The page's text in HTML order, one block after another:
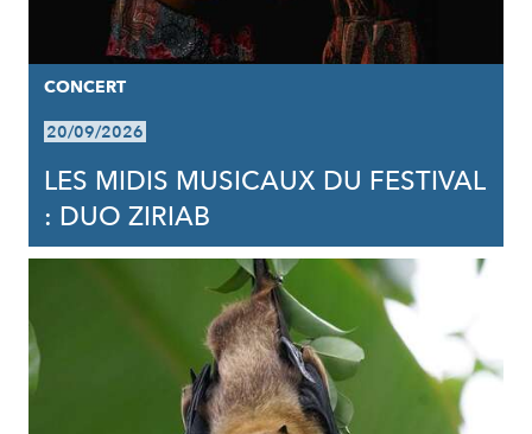
CONCERT
20/09/2026
LES MIDIS MUSICAUX DU FESTIVAL
: DUO ZIRIAB